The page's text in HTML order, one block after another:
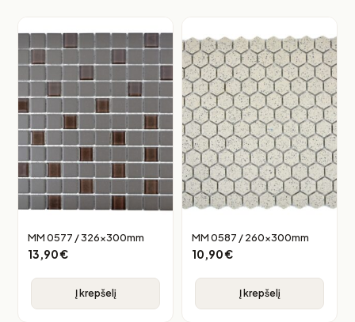
MM 0577 / 326x300mm
13,90€
Į krepšelį
MM 0587 / 260x300mm
10,90€
Į krepšelį